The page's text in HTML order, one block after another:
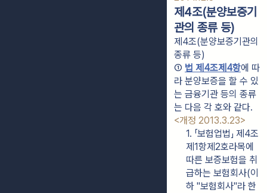
제4조(분양보증기
관의 종류 등)
제4조(분양보증기관의
종류 등)
① 법 제4조제4항에 따
라 분양보증을 할 수 있
는 금융기관 등의 종류
<개정 2013.3.23>
1. 「보험업법」 제4조
제1항제2호라목에
따른 보증보험을 취
급하는 보험회사(이
하 "보험회사"라 한